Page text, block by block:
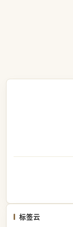
标签云